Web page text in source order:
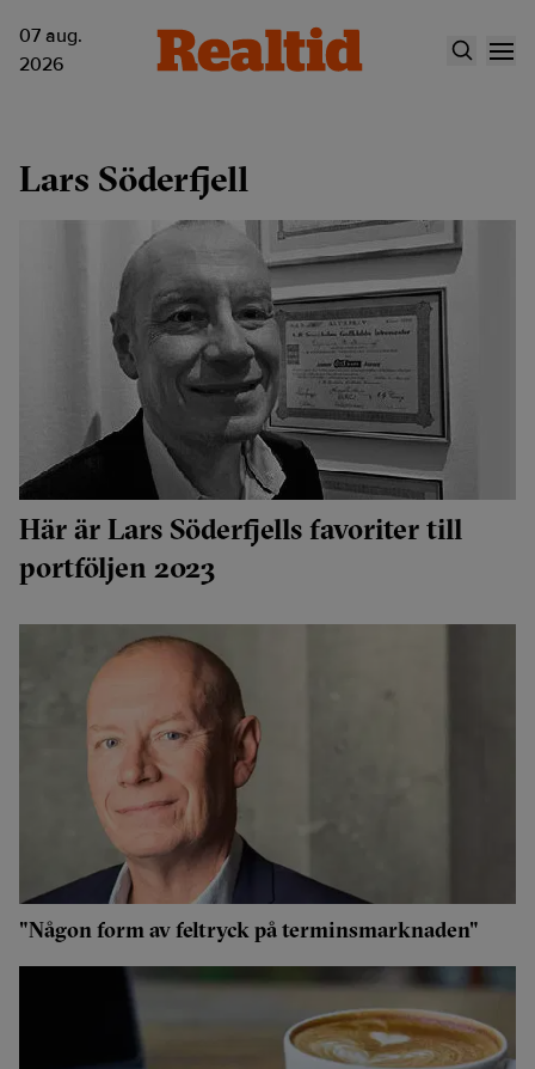
07 aug.
2026
Lars Söderfjell
Här är Lars Söderfjells favoriter till
portföljen 2023
"Någon form av feltryck på terminsmarknaden"